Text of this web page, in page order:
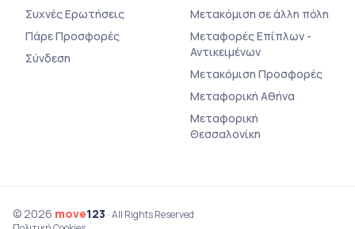
Συχνές Ερωτήσεις
Πάρε Προσφορές
Σύνδεση
Μετακόμιση σε άλλη πόλη
Μεταφορές Επίπλων -
Αντικειμένων
Μετακόμιση Προσφορές
Μεταφορική Αθήνα
Μεταφορική
Θεσσαλονίκη
© 2026 move123 · All Rights Reserved